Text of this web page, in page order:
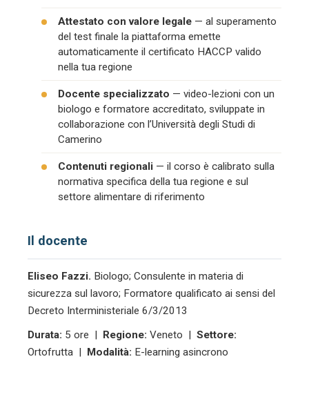
Attestato con valore legale — al superamento
del test finale la piattaforma emette
automaticamente il certificato HACCP valido
nella tua regione
Docente specializzato — video-lezioni con un
biologo e formatore accreditato, sviluppate in
collaborazione con l’Università degli Studi di
Camerino
Contenuti regionali — il corso è calibrato sulla
normativa specifica della tua regione e sul
settore alimentare di riferimento
Il docente
Eliseo Fazzi. Biologo; Consulente in materia di
sicurezza sul lavoro; Formatore qualificato ai sensi del
Decreto Interministeriale 6/3/2013
Durata: 5 ore | Regione: Veneto | Settore:
Ortofrutta | Modalità: E-learning asincrono